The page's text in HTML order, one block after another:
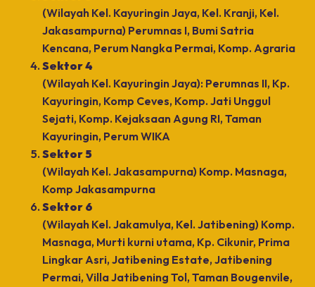
(Wilayah Kel. Kayuringin Jaya, Kel. Kranji, Kel.
Jakasampurna) Perumnas I, Bumi Satria
Kencana, Perum Nangka Permai, Komp. Agraria
Sektor 4
(Wilayah Kel. Kayuringin Jaya): Perumnas II, Kp.
Kayuringin, Komp Ceves, Komp. Jati Unggul
Sejati, Komp. Kejaksaan Agung RI, Taman
Kayuringin, Perum WIKA
Sektor 5
(Wilayah Kel. Jakasampurna) Komp. Masnaga,
Komp Jakasampurna
Sektor 6
(Wilayah Kel. Jakamulya, Kel. Jatibening) Komp.
Masnaga, Murti kurni utama, Kp. Cikunir, Prima
Lingkar Asri, Jatibening Estate, Jatibening
Permai, Villa Jatibening Tol, Taman Bougenvile,